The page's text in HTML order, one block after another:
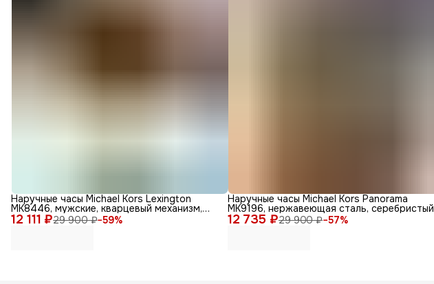
12 111 ₽29 900 ₽−59%
Наручные часы Michael Kors Lexington
MK8446, мужские, кварцевый механизм,
золотые 12 735 ₽29 900 ₽−57%
Наручные часы Michael Kors Panorama
MK9196, нержавеющая сталь, серебристый